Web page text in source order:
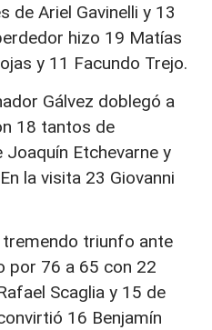
de Ariel Gavinelli y 13
hizo 19 Matías
y 11 Facundo Trejo.
Gálvez doblegó a
18 tantos de
Etchevarne y
la visita 23 Giovanni
triunfo ante
por 76 a 65 con 22
Scaglia y 15 de
16 Benjamín